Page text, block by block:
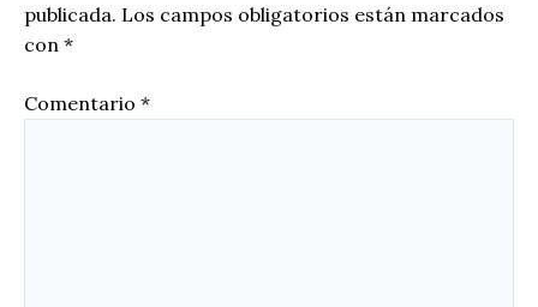
publicada. Los campos obligatorios están marcados
con *
Comentario *